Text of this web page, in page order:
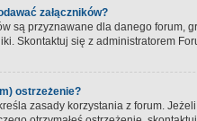
załączników?
są przyznawane dla danego forum,
Skontaktuj się z administratorem
ostrzeżenie?
zasady korzystania z forum.